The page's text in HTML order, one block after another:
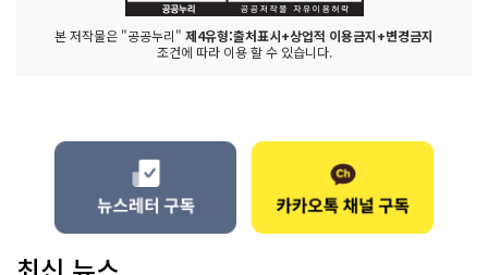
본 저작물은 "공공누리" 제4유형:출처표시+상업적 이용금지+변경금지
조건에 따라 이용 할 수 있습니다.